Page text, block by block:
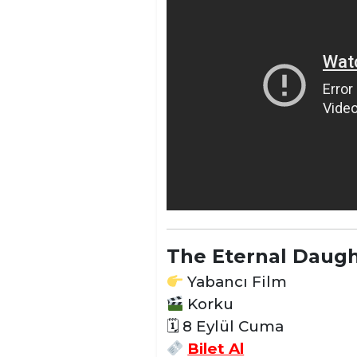
The Eternal
Yabancı Film
Korku
🗓 8 Eylül Cuma
Bilet Al